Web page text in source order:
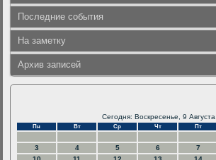
Последние события
На заметку
Архив записей
Сегодня: Воскресенье, 9 Августа
Пн Вт Ср Чт Пт
3
4 5 6 7